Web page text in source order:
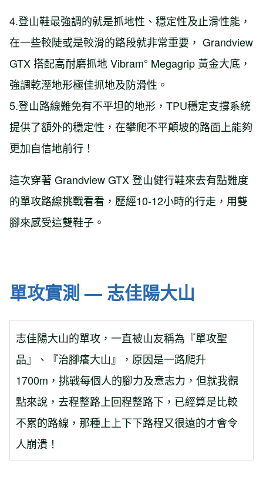
4.登山鞋最強調的就是抓地性、穩定性及止滑性能，
在一些較陡或是較滑的路段就非常重要， Grandview
GTX 搭配高耐磨抓地 Vibram° Megagrip 黃金大底，
強調乾溼地形極佳抓地及防滑性。
5.登山路線難免有不平坦的地形，TPU穩定支撐系統
提供了額外的穩定性，在攀爬不平顛坡的路面上能夠
更加自信地前行！
這次穿著 Grandview GTX 登山健行鞋來去有點難度
的單攻路線挑戰看看，歷經10-12小時的行走，用雙
腳來感受這雙鞋子。
單攻實測 — 志佳陽大山
志佳陽大山的單攻，一直被山友稱為『單攻聖
品』、『治腳癢大山』，原因是一路爬升
1700m，挑戰每個人的腳力及意志力，但就我觀
點來說，去程整路上回程整路下，已經算是比較
不累的路線，那種上上下下路程又很遠的才會令
人崩潰！